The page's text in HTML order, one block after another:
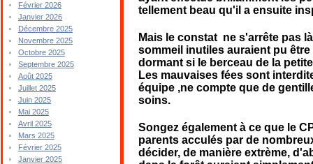
Février 2026
Janvier 2026
Décembre 2025
Novembre 2025
Octobre 2025
Septembre 2025
Août 2025
Juillet 2025
Juin 2025
Mai 2025
Avril 2025
Mars 2025
Février 2025
Janvier 2025
tellement beau qu'il a ensuite
Mais le constat ne s'arrête pas
sommeil inutiles auraient pu
dormant si le berceau de la
Les mauvaises fées sont
équipe ,ne compte que de
soins.
Songez également à ce que le
parents acculés par de
décider, de manière extrème,